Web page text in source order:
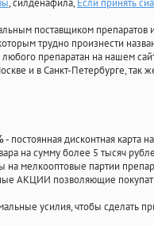
, силденафила, Если принять
поставщиком
трудно произнести
препаратан на нашем
и в Санкт-Петербурге, так
- постоянная дисконтная карта
на сумму более 5 тысяч
мелкооптовые партии
АКЦИИ позволяющие
усилия, чтобы сделать